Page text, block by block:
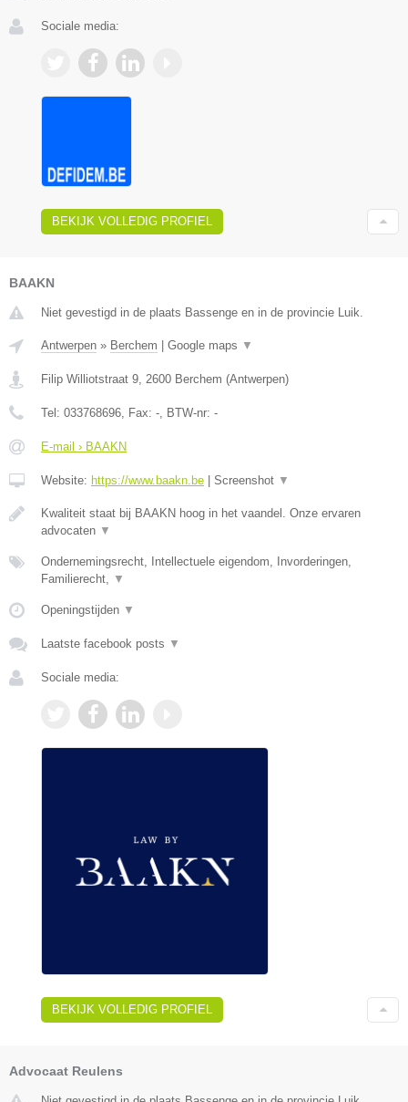
Sociale media:
BEKIJK VOLLEDIG PROFIEL
BAAKN
Niet gevestigd in de plaats Bassenge en in de provincie Luik.
Antwerpen » Berchem Google maps ▼
Filip Williotstraat 9 2600 Berchem (Antwerpen)
Tel: 033768696 , Fax: - , BTW-nr: -
E-mail › BAAKN
Website: https://www.baakn.be Screenshot ▼
Kwaliteit staat bij BAAKN hoog in het vaandel. Onze ervaren
advocaten ▼
Ondernemingsrecht, Intellectuele eigendom, Invorderingen,
Familierecht,
▼
Openingstijden ▼
Laatste facebook posts ▼
Sociale media:
BEKIJK VOLLEDIG PROFIEL
Advocaat Reulens